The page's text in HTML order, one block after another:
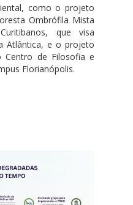
como o projeto
Ombrófila Mista
que visa
Atlântica, e o projeto
Centro de Filosofia e
Florianópolis.